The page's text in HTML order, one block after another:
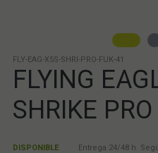
FLY-EAG-X5S-SHRI-PRO-FUK-41
FLYING
SHRIKE
DISPONIBLE Entrega 24/48 h.